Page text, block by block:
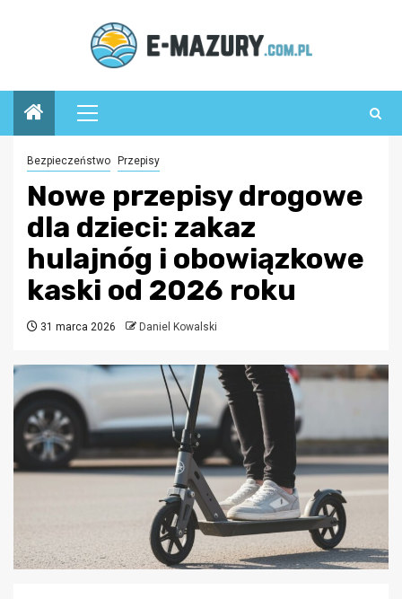
Menu
główne
Bezpieczeństwo Przepisy
Nowe przepisy drogowe
dla dzieci: zakaz
hulajnóg i obowiązkowe
kaski od 2026 roku
31 marca 2026 Daniel Kowalski